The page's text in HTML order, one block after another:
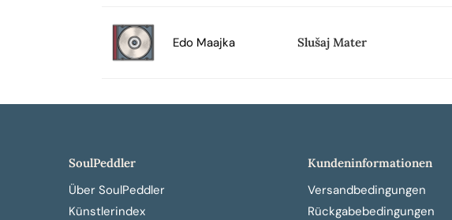
Edo Maajka Slušaj Mater
SoulPeddler
Über SoulPeddler
Künstlerindex
Kundeninformationen
Versandbedingungen
Rückgabebedingungen